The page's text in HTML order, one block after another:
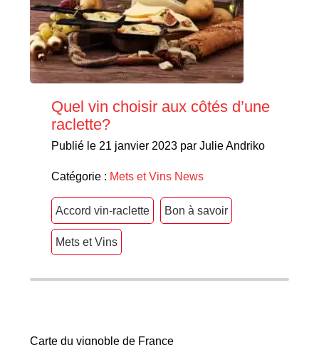
Quel vin choisir aux côtés d’une
raclette?
Publié le 21 janvier 2023 par Julie Andriko
Catégorie : Mets et Vins News
Accord vin-raclette Bon à savoir
Mets et Vins
Carte du vignoble de France